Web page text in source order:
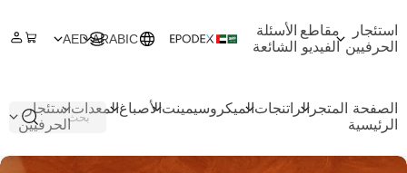
استئجار
الحرفيين
مقاطع
الفيديو
الأسئلة
الشائعة
ARABIC
AED
الصفحة
الرئيسية
المتجر الراتنجاتالميكروسيمينتالأصباغالمعداتاستئجار
الحرفيين